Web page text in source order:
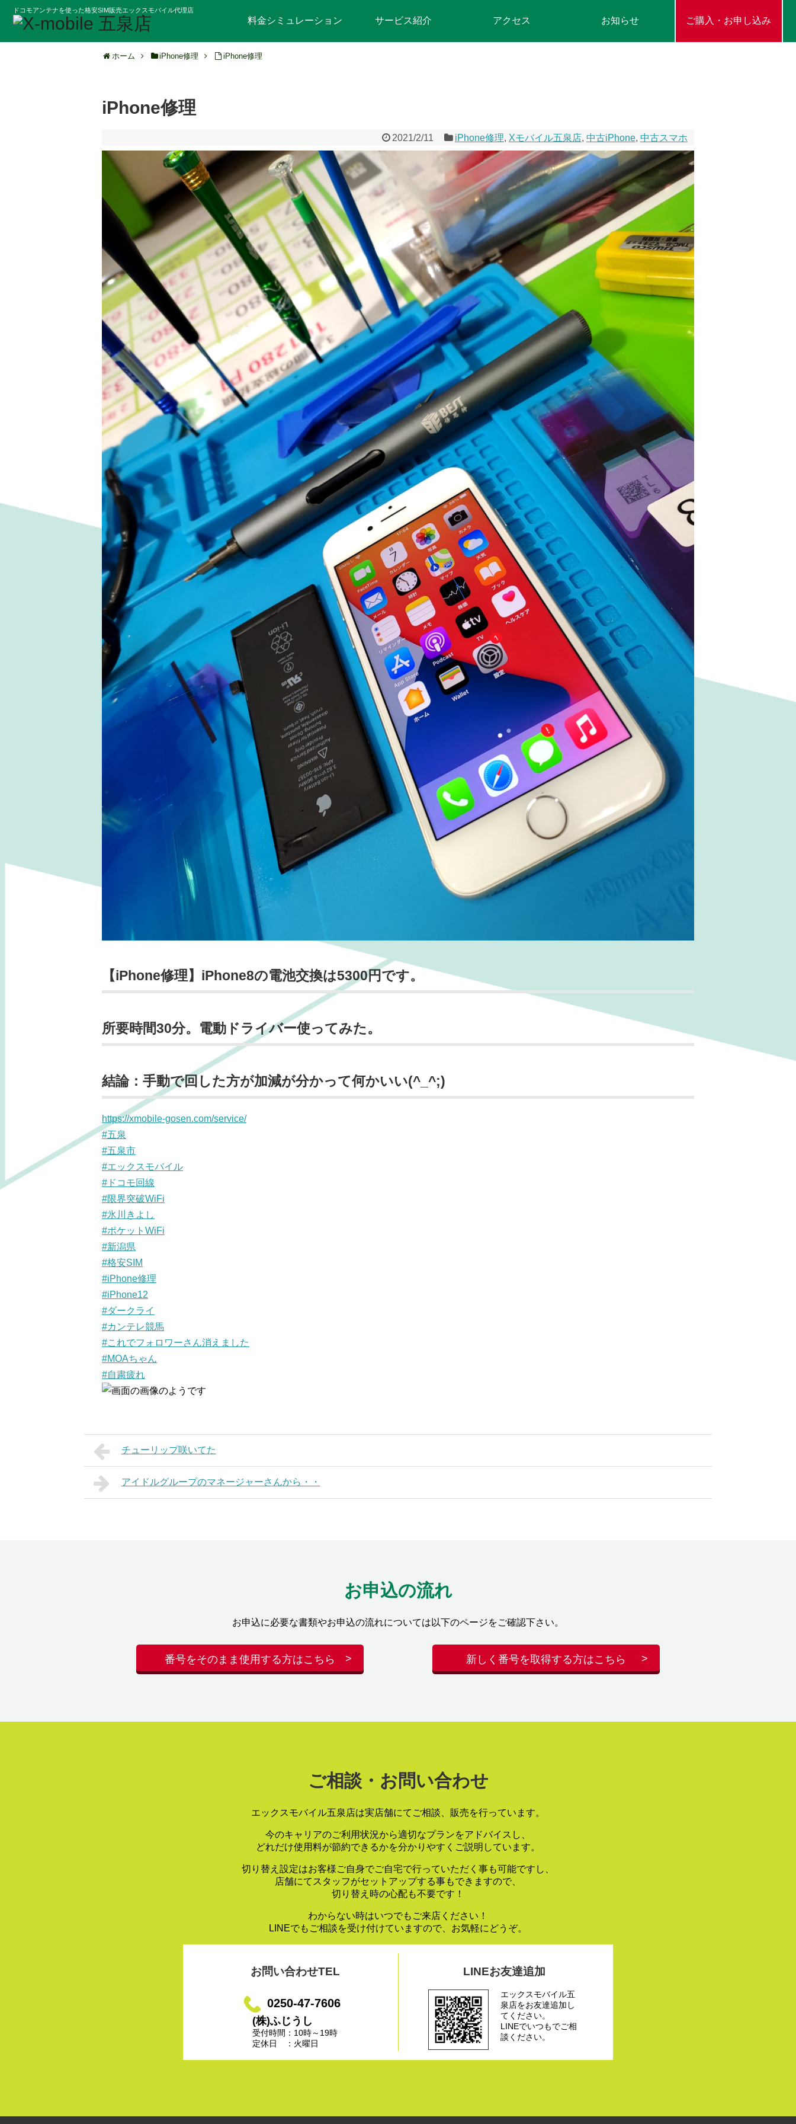
ドコモアンテナを使った格安SIM販売エックスモバイル代理店
料金シミュレーション サービス紹介 アクセス お知らせ ご購入・お申し込み
ホーム iPhone修理 iPhone修理
iPhone修理
2021/2/11 iPhone修理, Xモバイル五泉店, 中古iPhone, 中古スマホ
【iPhone修理】iPhone8の電池交換は5300円です。
所要時間30分。電動ドライバー使ってみた。
結論：手動で回した方が加減が分かって何かいい(^_^;)
https://xmobile-gosen.com/service/
#五泉
#五泉市
#エックスモバイル
#ドコモ回線
#限界突破WiFi
#氷川きよし
#ポケットWiFi
#新潟県
#格安SIM
#iPhone修理
#iPhone12
#ダークライ
#カンテレ競馬
#これでフォロワーさん消えました
#MOAちゃん
#自粛疲れ
チューリップ咲いてた
アイドルグループのマネージャーさんから・・
お申込の流れ
お申込に必要な書類やお申込の流れについては以下のページをご確認下さい。
番号をそのまま使用する方はこちら 新しく番号を取得する方はこちら
ご相談・お問い合わせ
エックスモバイル五泉店は実店舗にてご相談、販売を行っています。
今のキャリアのご利用状況から適切なプランをアドバイスし、
どれだけ使用料が節約できるかを分かりやすくご説明しています。
切り替え設定はお客様ご自身でご自宅で行っていただく事も可能ですし、
店舗にてスタッフがセットアップする事もできますので、
切り替え時の心配も不要です！
わからない時はいつでもご来店ください！
LINEでもご相談を受け付けていますので、お気軽にどうぞ。
お問い合わせTEL
0250-47-7606
(株)ふじうし
受付時間：10時～19時
定休日 ：火曜日
LINEお友達追加
エックスモバイル五
泉店をお友達追加し
てください。
LINEでいつもでご相
談ください。